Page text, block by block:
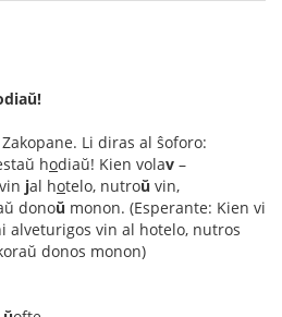
Li diras al ŝoforo:
hodiaŭ! Kien volav –
vin jal hotelo, nutroŭ vin,
donoŭ monon. (Esperante: Kien vi
alveturigos vin al hotelo, nutros
donos monon)